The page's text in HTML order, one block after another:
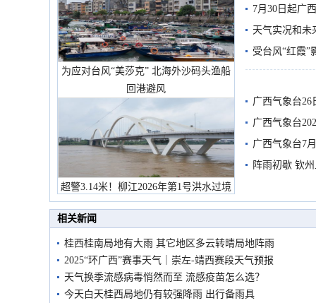
为应对台风“美莎克” 北海外沙码头渔船
回港避风
超警3.14米！柳江2026年第1号洪水过境
市民在堤岸见证汛况
7月30日起广
天气实况和未
受台风“红霞”
有较强降雨
广西气象台26
广西气象台
预警
广西气象台7
阵雨初歇 钦
相关新闻
桂西桂南局地有大雨 其它地区多云转晴局地阵雨
2025“环广西”赛事天气｜崇左-靖西赛段天气预报
天气换季流感病毒悄然而至 流感疫苗怎么选？
今天白天桂西局地仍有较强降雨 出行备雨具